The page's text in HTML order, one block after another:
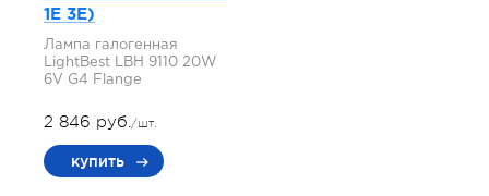
1E 3E)
Лампа галогенная
LightBest LBH 9110 20W
6V G4 Flange
2 846 руб./шт.
купить